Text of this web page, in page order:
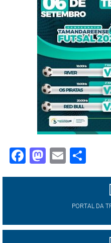
Facebook
Mastodon
Email
PORTAL DA